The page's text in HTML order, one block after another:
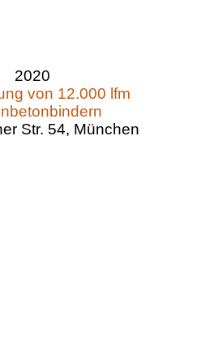
2020
von 12.000 lfm
Str. 54, München